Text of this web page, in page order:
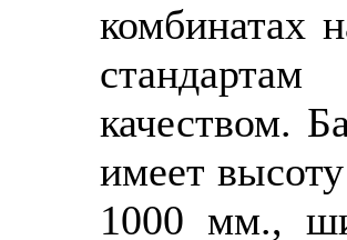
комбинатах
качеством.
имеет
1000 мм.,